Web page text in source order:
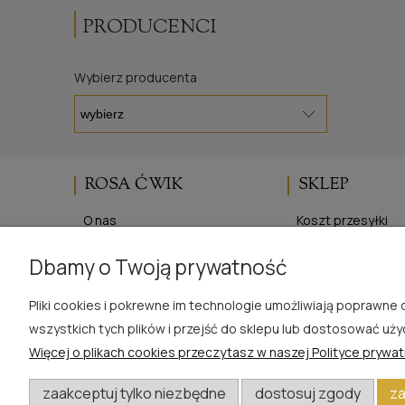
PRODUCENCI
Wybierz producenta
ROSA ĆWIK
O nas
Opinie Trustmate
SKLEP
Koszt przesyłki
W razie pytań i wątpliwości prosimy o kontakt
Dbamy o Twoją prywatność
Pliki cookies i pokrewne im technologie umożliwiają
wszystkich tych plików i przejść do sklepu lub dostosować
Więcej o plikach cookies przeczytasz w naszej Polityce
zaakceptuj tylko niezbędne dostosuj zgody